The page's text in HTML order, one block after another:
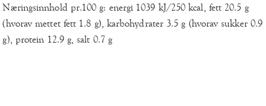
Næringsinnhold pr.100 g: energi 1039 kJ/250 kcal, fett 20.5 g
(hvorav mettet fett 1.8 g), karbohydrater 3.5 g (hvorav sukker 0.9
g), protein 12.9 g, salt 0.7 g